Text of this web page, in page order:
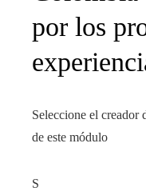
por los
Seleccione el
de este módulo
S